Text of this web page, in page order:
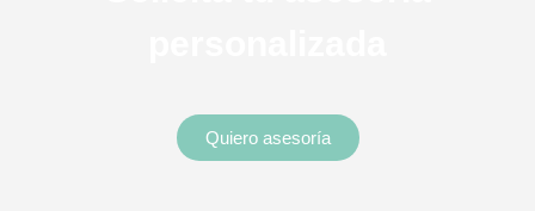
Quiero asesoría